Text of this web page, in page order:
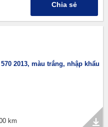
Chia sẻ
2013, màu trắng, nhập khẩu
km